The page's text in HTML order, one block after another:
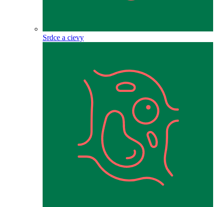
Srdce a cievy